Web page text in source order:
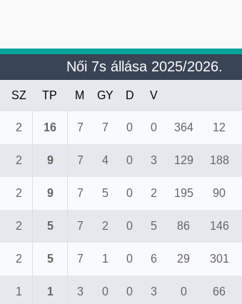
Női 7s állása 2025/2026.
SZ TP M GY D V
2 16 7 7 0 0 364 12
2 9 7 4 0 3 129 188
2 9 7 5 0 2 195 90
2 5 7 2 0 5 86 146
2 5 7 1 0 6 29 301
1 1 3 0 0 3 0 66